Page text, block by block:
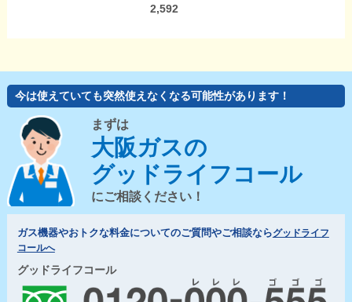
2,592
今は使えていても突然使えなくなる可能性があります！
まずは
大阪ガスの
グッドライフコール
にご相談ください！
ガス機器やおトクな料金についてのご質問やご相談ならグッドライフ
コールへ
グッドライフコール